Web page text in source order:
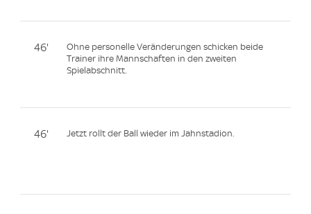
46'
Ohne personelle Veränderungen schicken beide
Trainer ihre Mannschaften in den zweiten
Spielabschnitt.
46' Jetzt rollt der Ball wieder im Jahnstadion.